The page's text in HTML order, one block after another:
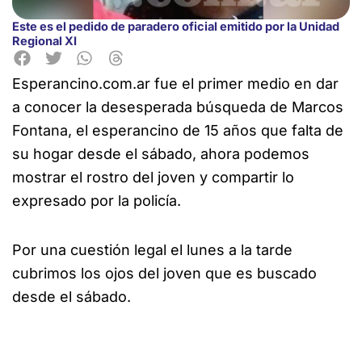
Este es el pedido de paradero oficial emitido por la Unidad
Regional XI
Esperancino.com.ar fue el primer medio en dar
a conocer la desesperada búsqueda de Marcos
Fontana, el esperancino de 15 años que falta de
su hogar desde el sábado, ahora podemos
mostrar el rostro del joven y compartir lo
expresado por la policía.
Por una cuestión legal el lunes a la tarde
cubrimos los ojos del joven que es buscado
desde el sábado.